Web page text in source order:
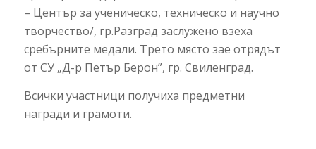
– Център за ученическо, техническо и научно
творчество/, гр.Разград заслужено взеха
сребърните медали. Трето място зае отрядът
от СУ „Д-р Петър Берон”, гр. Свиленград.
Всички участници получиха предметни
награди и грамоти.